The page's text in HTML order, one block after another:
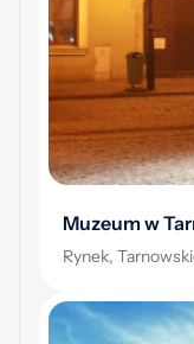
Muzeum w
Rynek,